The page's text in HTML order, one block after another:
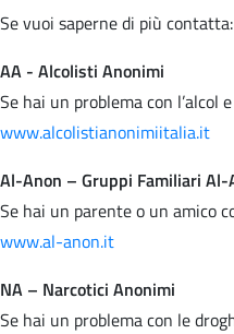
Se vuoi saperne di più contatta:
AA - Alcolisti Anonimi
Se hai un problema con l’alcol
www.alcolistianonimiitalia.it
Al-Anon – Gruppi Familiari Al-
Se hai un parente o un amico
www.al-anon.it
NA – Narcotici Anonimi
Se hai un problema con le